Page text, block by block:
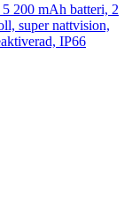
200 mAh batteri, 2
super nattvision,
IP66